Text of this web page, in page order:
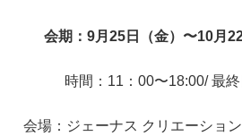
会期：9月25日（金）〜10月
時間：11：00〜18:00/ 最
会場：ジェーナス クリエーショ